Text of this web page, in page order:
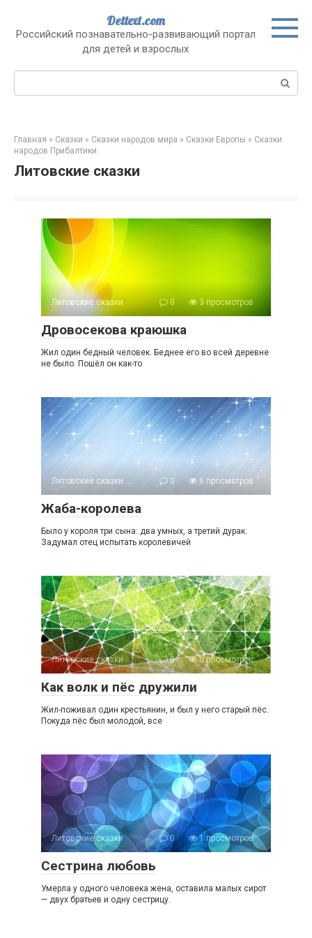
контенту
Dettext.com
Российский познавательно-развивающий портал
для детей и взрослых
Поиск:
Главная » Сказки » Сказки народов мира » Сказки Европы » Сказки
народов Прибалтики
Литовские сказки
Литовские сказки 0 3 просмотров
Дровосекова краюшка
Жил один бедный человек. Беднее его во всей деревне
не было. Пошёл он как-то
Литовские сказки 0 6 просмотров
Жаба-королева
Было у короля три сына: два умных, а третий дурак.
Задумал отец испытать королевичей
Литовские сказки 0 0 просмотров
Как волк и пёс дружили
Жил-поживал один крестьянин, и был у него старый пёс.
Покуда пёс был молодой, все
Литовские сказки 0 1 просмотров
Сестрина любовь
Умерла у одного человека жена, оставила малых сирот
— двух братьев и одну сестрицу.